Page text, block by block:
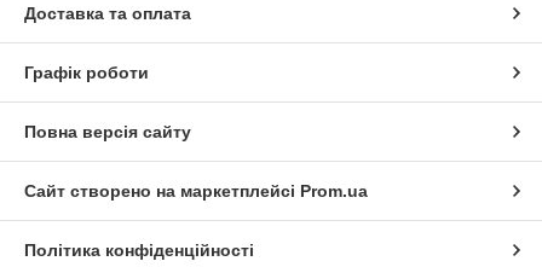
Доставка та оплата
Графік роботи
Повна версія сайту
Сайт створено на маркетплейсі Prom.ua
Політика конфіденційності